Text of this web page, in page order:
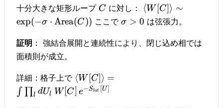
十分大きな矩形ループ C に対し： ⟨W [C]⟩ ∼
exp(−σ ⋅ Area(C)) ここで σ > 0 は弦張力。
証明 ： 強結合展開と連続性により、閉じ込め相では
面積則が成立。
詳細：格子上で ⟨W [C]⟩ =
∫ l dUl W [C] e−Slat [U]